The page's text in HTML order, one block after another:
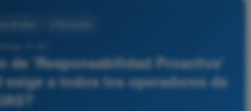
'Responsabilidad Proactiva'
a todos los operadores de